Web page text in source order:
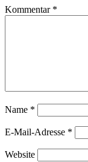
Kommentar *
Name *
E-Mail-Adresse *
Website